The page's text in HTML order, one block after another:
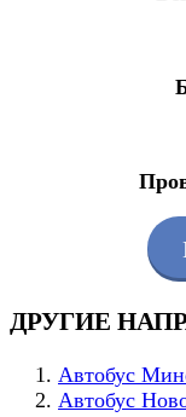
ДРУГИЕ
Автобус
Автобус